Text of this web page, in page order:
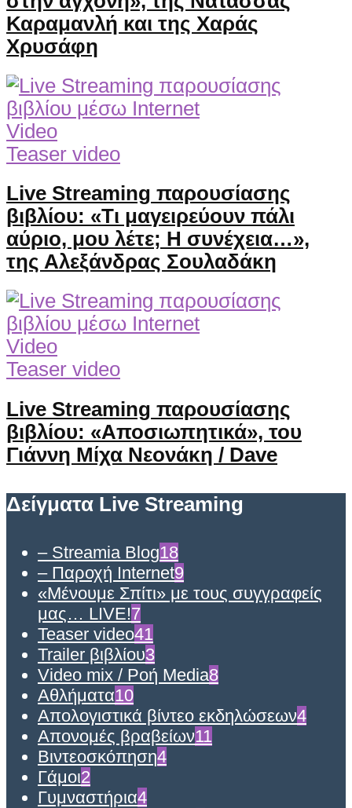
Καραμανλή και της Χαράς
Χρυσάφη
Video
Teaser video
Live Streaming παρουσίασης
βιβλίου: «Τι μαγειρεύουν πάλι
αύριο, μου λέτε; Η συνέχεια…»,
της Αλεξάνδρας Σουλαδάκη
Video
Teaser video
Live Streaming παρουσίασης
βιβλίου: «Αποσιωπητικά», του
Γιάννη Μίχα Νεονάκη / Dave
Δείγματα Live Streaming
– Streamia Blog18
– Παροχή Internet9
«Μένουμε Σπίτι» με τους συγγραφείς
μας… LIVE!7
Teaser video41
Trailer βιβλίου3
Video mix / Ροή Media8
Αθλήματα10
Απολογιστικά βίντεο εκδηλώσεων4
Απονομές βραβείων11
Βιντεοσκόπηση4
Γάμοι2
Γυμναστήρια4